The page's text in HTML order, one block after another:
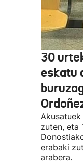
30
eskatu
zuten, eta
erabaki
arabera.